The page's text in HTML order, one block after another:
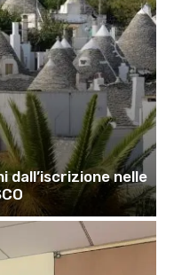
dall’iscrizione nelle